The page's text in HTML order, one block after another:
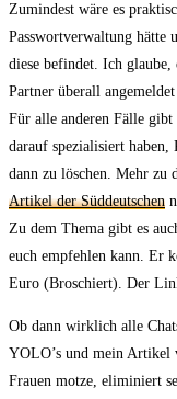
Zumindest wäre es
Passwortverwaltung hätte
diese befindet. Ich glaube,
Partner überall
Für alle anderen Fälle gibt
darauf spezialisiert
dann zu löschen. Mehr zu
Artikel der Süddeutschen
Zu dem Thema gibt es
euch empfehlen kann. Er
Euro (Broschiert). Der
Ob dann wirklich alle
YOLO’s und mein Artikel
Frauen motze, eliminiert